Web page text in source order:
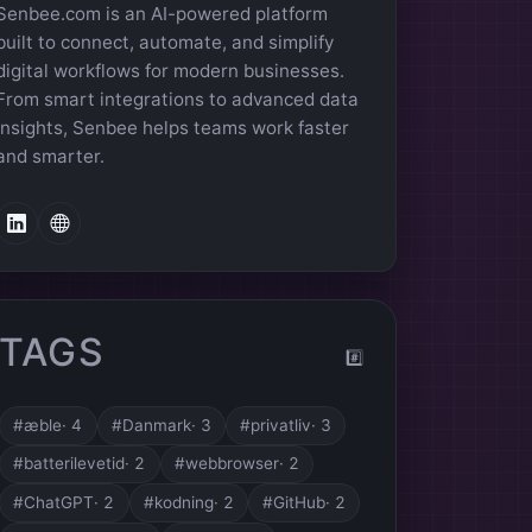
is an AI-powered platform
to connect, automate, and simplify
workflows for modern businesses.
smart integrations to advanced data
Senbee helps teams work faster
smarter.
LinkedInWebpage
TAGS #️⃣
#æble· 4 #Danmark· 3 #privatliv· 3
#batterilevetid· 2 #webbrowser· 2
#ChatGPT· 2 #kodning· 2 #GitHub· 2